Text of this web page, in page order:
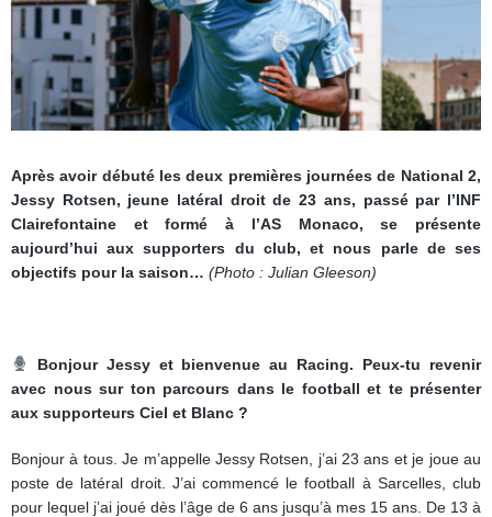
Après avoir débuté les deux premières journées de National 2,
Jessy Rotsen, jeune latéral droit de 23 ans, passé par l’INF
Clairefontaine et formé à l’AS Monaco, se présente
aujourd’hui aux supporters du club, et nous parle de ses
objectifs pour la saison… (Photo : Julian Gleeson)
Bonjour Jessy et bienvenue au Racing. Peux-tu revenir
avec nous sur ton parcours dans le football et te présenter
aux supporteurs Ciel et Blanc ?
Bonjour à tous. Je m’appelle Jessy Rotsen, j’ai 23 ans et je joue au
poste de latéral droit. J’ai commencé le football à Sarcelles, club
pour lequel j’ai joué dès l’âge de 6 ans jusqu’à mes 15 ans. De 13 à